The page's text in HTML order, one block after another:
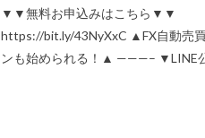
▼▼無料お申込みはこちら▼▼
https://bit.ly/43NyXxC ▲FX自動売
ンも始められる！▲ ———– ▼LINE